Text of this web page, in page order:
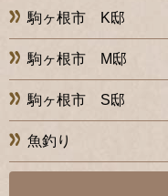
駒ヶ根市 K邸
駒ヶ根市 M邸
駒ヶ根市 S邸
魚釣り